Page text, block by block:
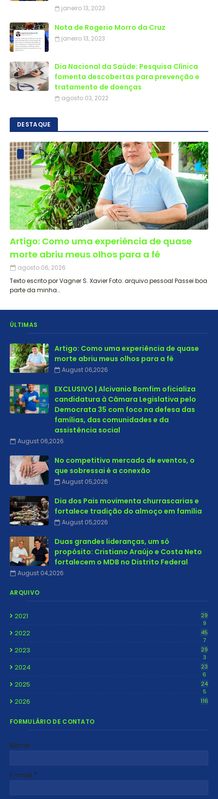
janeiro 13, 2023
Nota de Rogerio Morro da Cruz
janeiro 13, 2023
Dia Nacional da Saúde: Pesquisa Clínica
fomenta descobertas para prevenção e
tratamento de doenças
agosto 03, 2022
DESTAQUE
Artigo: Como uma experiência de quase
morte abriu meus olhos para a fé
agosto 06, 2026
Texto escrito por Vagner S. Xavier Foto: arquivo pessoal Passei boa
parte da minha…
ÚLTIMAS
Artigo: Como uma experiência de quase
morte abriu meus olhos para a fé
August 06,2026
EXCLUSIVO | Alcivanio Bomfim oficializa
candidatura à Câmara Legislativa pelo
Democrata 35 com foco na defesa das
famílias, das comunidades e da
assistência social
August 06,2026
No competitivo mercado de eventos, o
que sobressai é a conexão
August 05,2026
Dia dos Pais movimenta churrascarias e
fortalece tradição do almoço em família
August 05,2026
Duas grandes lideranças, um só
propósito: Cristiano Araújo e Costa Neto
fortalecem o MDB no Distrito Federal
August 04,2026
ARQUIVO
2021
29
9
2022
45
7
2023
29
3
2024
23
6
2025
24
5
2026 116
FORMULÁRIO DE CONTATO
Nome
E-mail *